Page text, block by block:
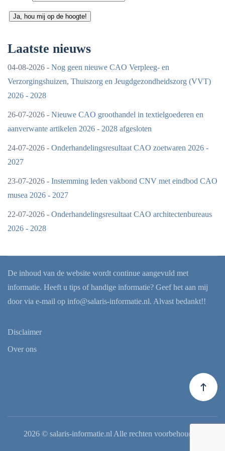
Ja, hou mij op de hoogte!
Laatste nieuws
04-08-2026 - Nog geen nieuwe CAO Verpleeg- en
Verzorgingshuizen, Thuiszorg en Jeugdgezondheidszorg (VVT)
2026 - 2028
26-07-2026 - Nieuwe CAO groothandel in textielgoederen en
aanverwante artikelen 2026 - 2028 afgesloten
24-07-2026 - Onderhandelingsresultaat CAO zoetwaren 2026 -
2027
23-07-2026 - Instemming leden vakbond CNV met eindbod CAO
musea 2026 - 2027
22-07-2026 - Onderhandelingsresultaat CAO architectenbureaus
2026 - 2028
De inhoud van de website wordt continue aangevuld met
informatie. Heeft u tips of handige informatie? Geef het aan mij
door via e-mail op info@salaris-informatie.nl. Alvast bedankt!!
Disclaimer
Over ons
2026© salaris-informatie.nl Alle rechten voorbehouden.